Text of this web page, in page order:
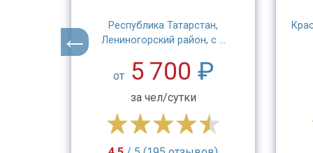
Республика Татарстан,
Лениногорский район, с ...
от 5 700 ₽
за чел/сутки